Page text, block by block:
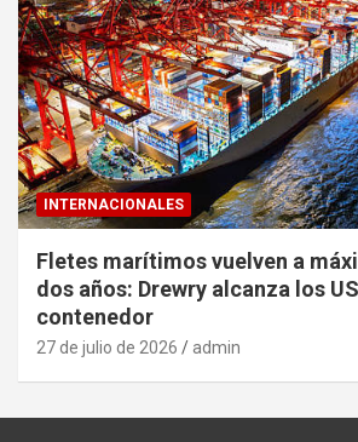
INTERNACIONALES
Fletes marítimos vuelven a
dos años: Drewry alcanza los
contenedor
27 de julio de 2026 admin